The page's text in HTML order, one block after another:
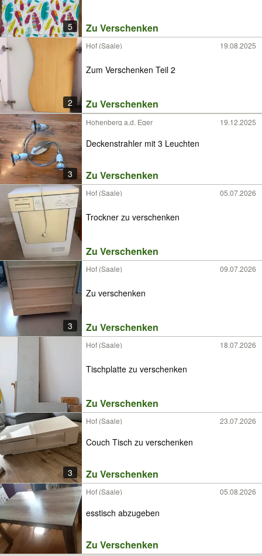
5 Zu Verschenken
2
Hof (Saale) 19.08.2025
Zum Verschenken Teil 2
Zu Verschenken
3
Hohenberg a.d. Eger 19.12.2025
Deckenstrahler mit 3 Leuchten
Zu Verschenken
Hof (Saale) 05.07.2026
Trockner zu verschenken
Zu Verschenken
3
Hof (Saale) 09.07.2026
Zu verschenken
Zu Verschenken
Hof (Saale) 18.07.2026
Tischplatte zu verschenken
Zu Verschenken
3
Hof (Saale) 23.07.2026
Couch Tisch zu verschenken
Zu Verschenken
Hof (Saale) 05.08.2026
esstisch abzugeben
Zu Verschenken